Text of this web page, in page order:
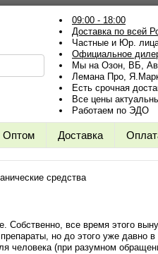
09:00 - 18:00
Доставка по всей
Частные и Юр.
Официальное
Мы на Озон, ВБ,
Лемана Про,
Есть срочная
Все цены
Работаем по ЭДО
Оптом Доставка
средства
все время этого
но до этого уже давно
человека (при разумном